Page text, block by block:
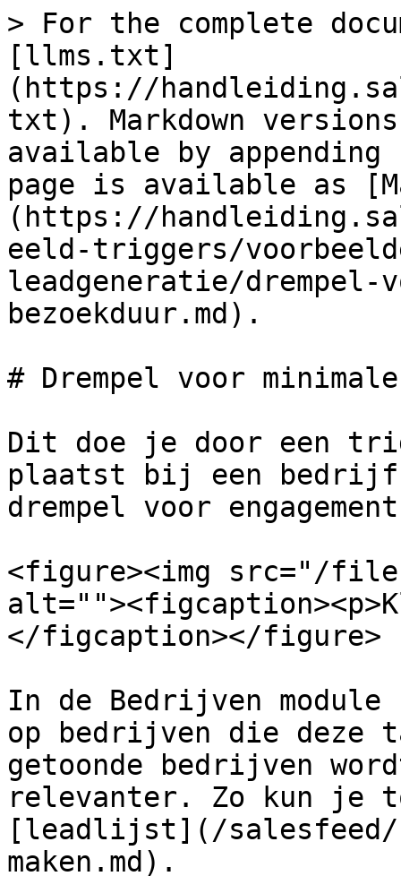
> For the complete
[llms.txt]
(https://
txt). Markdown
available by
page is available as
(https://
eeld-triggers/
leadgeneratie/drempel-
bezoekduur.md).
# Drempel voor
Dit doe je door een
plaatst bij een bedrijf
drempel voor
<figure><img src="/
</figcaption></figure>
In de Bedrijven
op bedrijven die deze
getoonde bedrijven
relevanter. Zo kun je
[leadlijst](/
maken.md).